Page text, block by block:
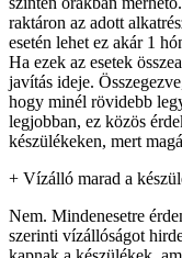
raktáron az adott
esetén lehet ez akár 1
Ha ezek az esetek
javítás ideje.
hogy minél rövidebb
legjobban, ez közös
készülékeken, mert
+ Vízálló marad a
Nem. Mindenesetre
szerinti vízállóságot